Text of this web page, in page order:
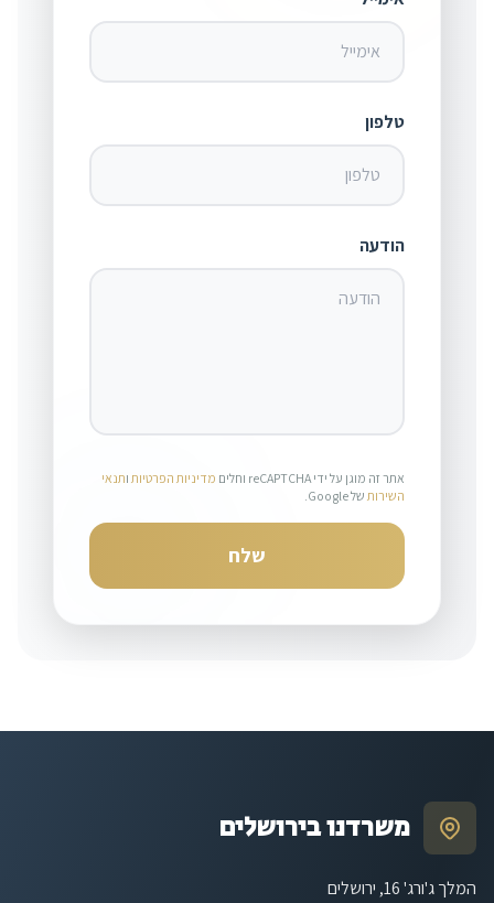
טלפון
הודעה
אתר זה מוגן על ידי reCAPTCHA וחלים מדיניות הפרטיות ותנאי
השירות של Google.
שלח
משרדנו בירושלים
המלך ג'ורג' 16, ירושלים